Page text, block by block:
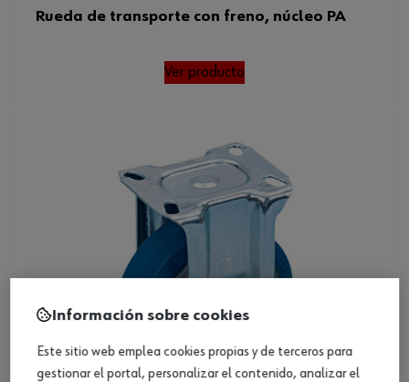
Rueda de transporte con freno, núcleo PA
Ver producto
Información sobre cookies
Este sitio web emplea cookies propias y de terceros para
gestionar el portal, personalizar el contenido, analizar el